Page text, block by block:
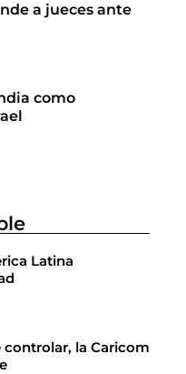
a jueces ante
como
Latina
la Caricom